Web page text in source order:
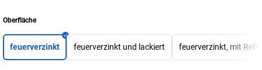
Oberfläche
feuerverzinkt feuerverzinkt und lackiert feuerverzinkt, mit